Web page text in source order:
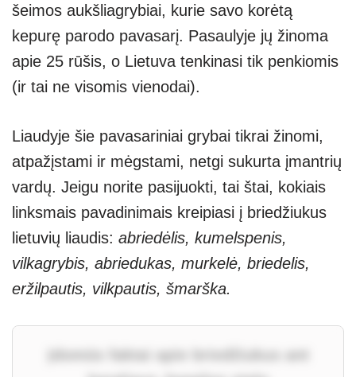
šeimos aukšliagrybiai, kurie savo korėtą
kepurę parodo pavasarį. Pasaulyje jų žinoma
apie 25 rūšis, o Lietuva tenkinasi tik penkiomis
(ir tai ne visomis vienodai).
Liaudyje šie pavasariniai grybai tikrai žinomi,
atpažįstami ir mėgstami, netgi sukurta įmantrių
vardų. Jeigu norite pasijuokti, tai štai, kokiais
linksmais pavadinimais kreipiasi į briedžiukus
lietuvių liaudis: abriedėlis, kumelspenis,
vilkagrybis, abriedukas, murkelė, briedelis,
eržilpautis, vilkpautis, šmarška.
Įdomūs faktai apie briedžiukus ant